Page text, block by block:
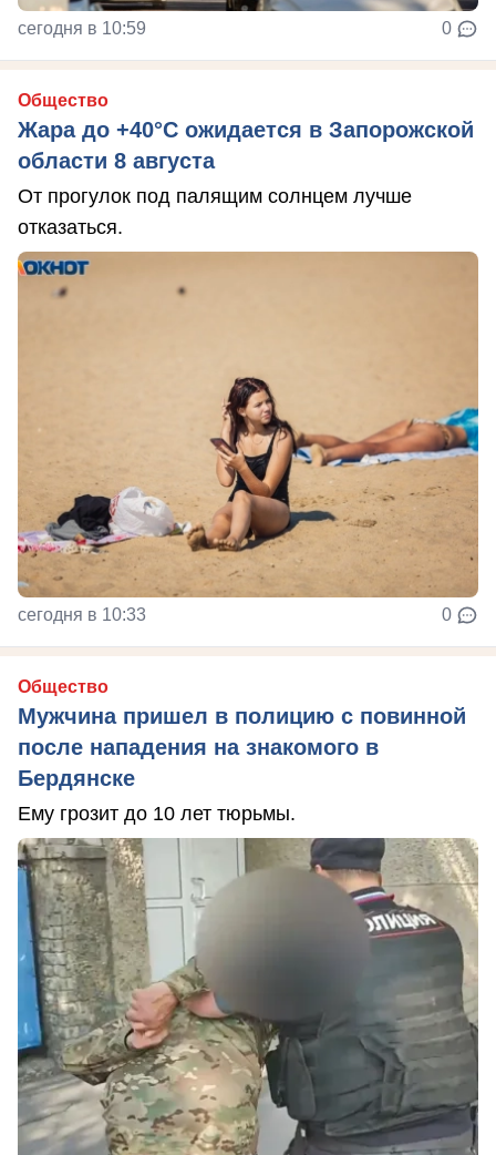
сегодня в 10:59 0
Общество
Жара до +40°С ожидается в Запорожской
области 8 августа
От прогулок под палящим солнцем лучше
отказаться.
сегодня в 10:33 0
Общество
Мужчина пришел в полицию с повинной
после нападения на знакомого в
Бердянске
Ему грозит до 10 лет тюрьмы.